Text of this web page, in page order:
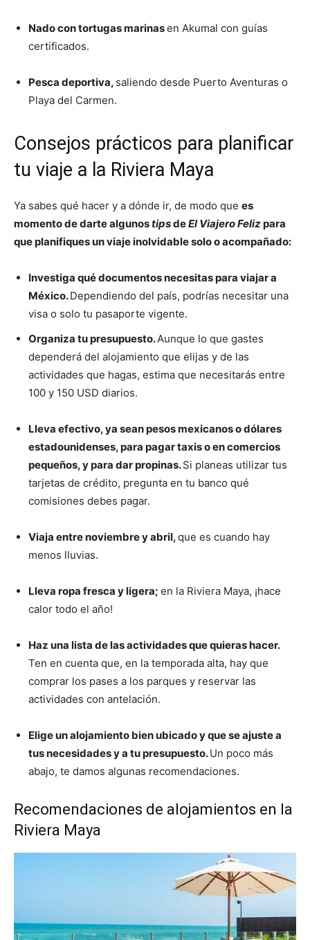
Nado con tortugas marinasen Akumal con guías
certificados.
Pesca deportiva, saliendo desde Puerto Aventuras o
Playa del Carmen.
Consejos prácticos para planificar
tu viaje a la Riviera Maya
Ya sabes qué hacer y a dónde ir, de modo que es
momento de darte algunostipsdeEl Viajero Felizpara
que planifiques un viaje inolvidable solo o acompañado:
Investiga qué documentos necesitas para viajar a
México.Dependiendo del país, podrías necesitar una
visa o solo tu pasaporte vigente.
Organiza tu presupuesto.Aunque lo que gastes
dependerá del alojamiento que elijas y de las
actividades que hagas, estima que necesitarás entre
100 y 150 USD diarios.
Lleva efectivo, ya sean pesos mexicanos o dólares
estadounidenses, para pagar taxis o en comercios
pequeños, y para dar propinas.Si planeas utilizar tus
tarjetas de crédito, pregunta en tu banco qué
comisiones debes pagar.
Viaja entre noviembre y abril,que es cuando hay
menos lluvias.
Lleva ropa fresca y ligera; en la Riviera Maya, ¡hace
calor todo el año!
Haz una lista de las actividades que quieras hacer.
Ten en cuenta que, en la temporada alta, hay que
comprar los pases a los parques y reservar las
actividades con antelación.
Elige un alojamiento bien ubicado y que se ajuste a
tus necesidades y a tu presupuesto.Un poco más
abajo, te damos algunas recomendaciones.
Recomendaciones de alojamientos en la
Riviera Maya